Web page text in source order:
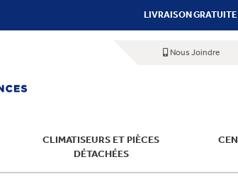
LIVRAISON GRATUITE
Nous Joindre
CLIMATISEURS ET PIÈCES
DÉTACHÉES